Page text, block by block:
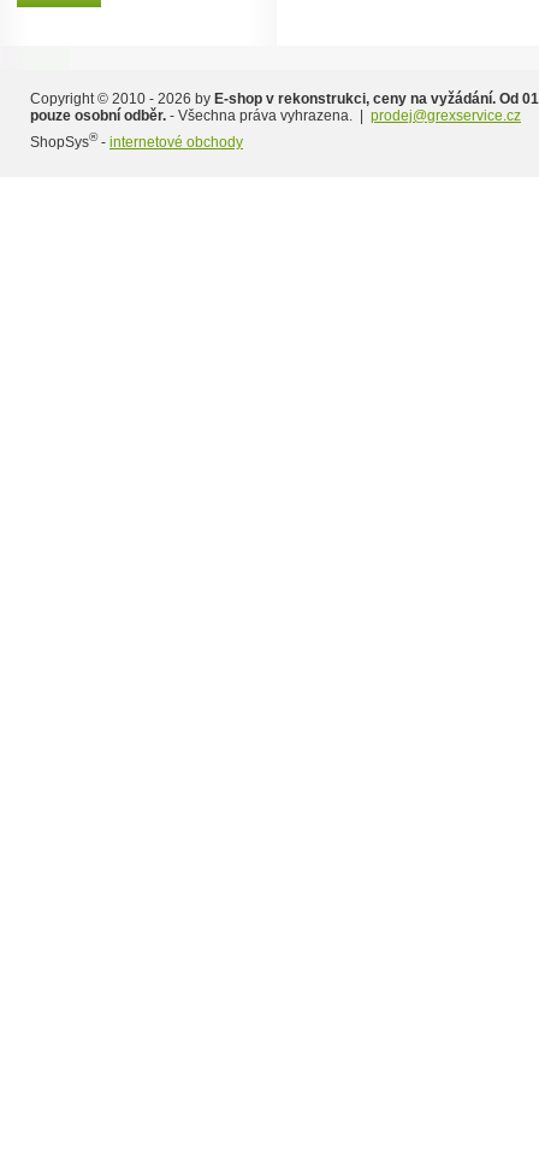
Copyright © 2010 - 2026 by E-shop v rekonstrukci, ceny na vyžádání. Od
pouze osobní odběr. - Všechna práva vyhrazena. | prodej@grexservice.cz
ShopSys®- internetové obchody